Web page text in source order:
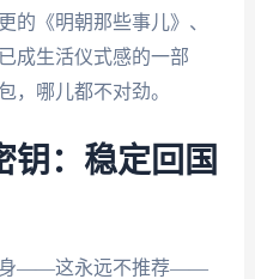
的《明朝那些事儿》、
成生活仪式感的一部
，哪儿都不对劲。
钥：稳定回国
身——这永远不推荐——